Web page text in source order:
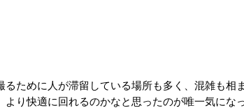
ために人が滞留している場所も多く、混雑も相
り快適に回れるのかなと思ったのが唯一気にな